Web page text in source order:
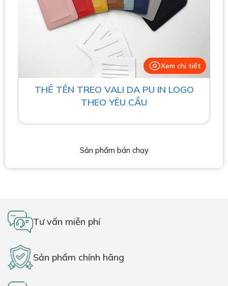
Sản phẩm bán chạy
Xem chi tiết
THẺ TÊN TREO VALI DA PU IN LOGO
THEO YÊU CẦU
Tư vấn miễn phí
Sản phẩm chính hãng